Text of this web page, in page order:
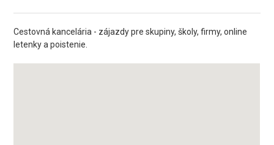
Cestovná kancelária - zájazdy pre skupiny, školy, firmy, online
letenky a poistenie.